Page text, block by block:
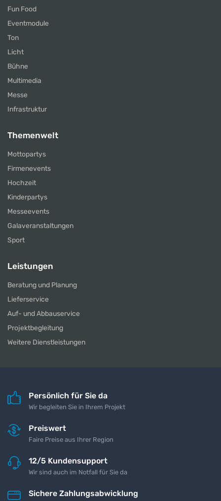
Fun Food
Eventmodule
Ton
Licht
Bühne
Multimedia
Messe
Infrastruktur
Themenwelt
Mottopartys
Firmenevents
Hochzeit
Kinderpartys
Messeevents
Galaveranstaltungen
Sport
Leistungen
Beratung und Planung
Lieferservice
Auf- und Abbauservice
Projektbegleitung
Weitere Dienstleistungen
Persönlich für Sie da
Wir begleiten Sie in Ihrem Projekt
Preiswert
Faire Preise aus Ihrer Region
12/5 Kundensupport
Wir sind auch im Notfall für Sie da
Sichere Zahlungsabwicklung